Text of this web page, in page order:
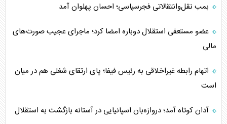
بمب نقل‌وانتقالاتی فجرسپاسی؛ احسان پهلوان آمد
عضو مستعفی استقلال دوباره امضا کرد؛ ماجرای عجیب صورت‌های
مالی
اتهام رابطه غیراخلاقی به رئیس فیفا؛ پای ارتقای شغلی هم در میان
است
آدان کوتاه آمد؛ دروازه‌بان اسپانیایی در آستانه بازگشت به استقلال